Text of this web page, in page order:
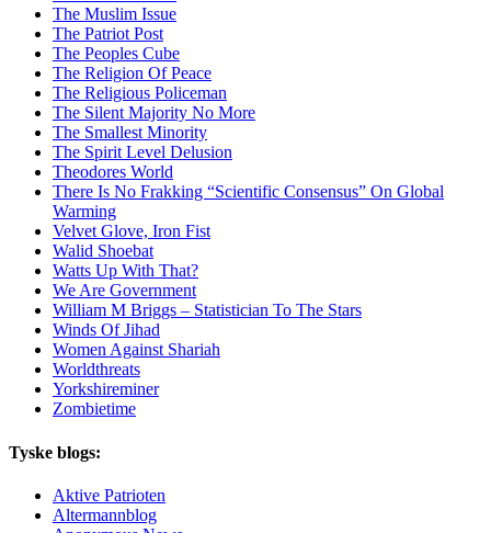
The Muslim Issue
The Patriot Post
The Peoples Cube
The Religion Of Peace
The Religious Policeman
The Silent Majority No More
The Smallest Minority
The Spirit Level Delusion
Theodores World
There Is No Frakking “Scientific Consensus” On Global
Warming
Velvet Glove, Iron Fist
Walid Shoebat
Watts Up With That?
We Are Government
William M Briggs – Statistician To The Stars
Winds Of Jihad
Women Against Shariah
Worldthreats
Yorkshireminer
Zombietime
Tyske blogs:
Aktive Patrioten
Altermannblog